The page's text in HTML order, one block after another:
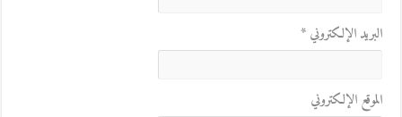
البريد الإلكتروني*
الموقع الإلكتروني